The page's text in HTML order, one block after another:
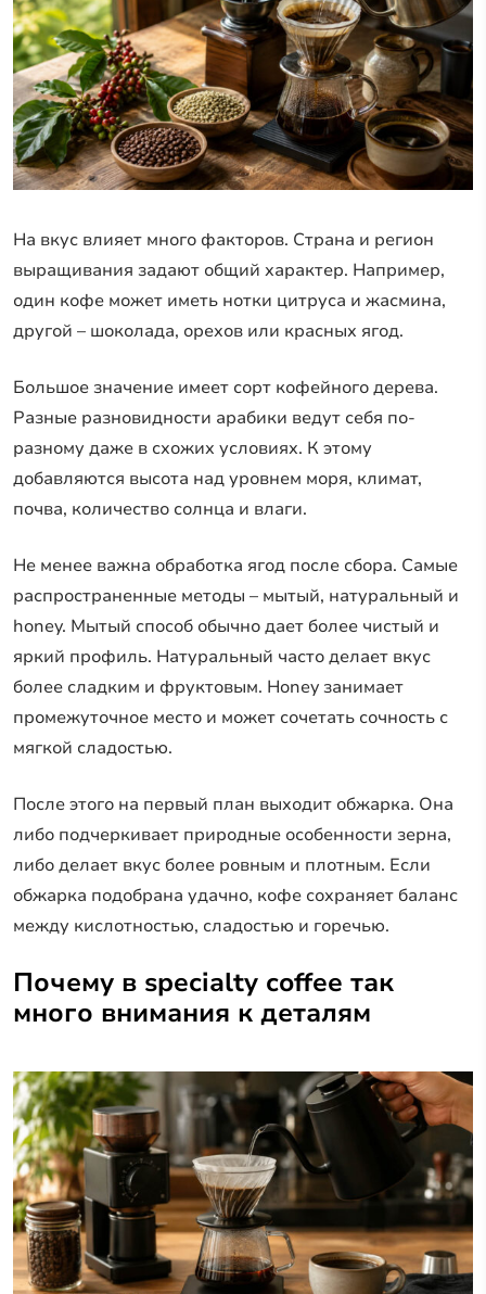
На вкус влияет много факторов. Страна и регион
выращивания задают общий характер. Например,
один кофе может иметь нотки цитруса и жасмина,
другой – шоколада, орехов или красных ягод.
Большое значение имеет сорт кофейного дерева.
Разные разновидности арабики ведут себя по-
разному даже в схожих условиях. К этому
добавляются высота над уровнем моря, климат,
почва, количество солнца и влаги.
Не менее важна обработка ягод после сбора. Самые
распространенные методы – мытый, натуральный и
honey. Мытый способ обычно дает более чистый и
яркий профиль. Натуральный часто делает вкус
более сладким и фруктовым. Honey занимает
промежуточное место и может сочетать сочность с
мягкой сладостью.
После этого на первый план выходит обжарка. Она
либо подчеркивает природные особенности зерна,
либо делает вкус более ровным и плотным. Если
обжарка подобрана удачно, кофе сохраняет баланс
между кислотностью, сладостью и горечью.
Почему в specialty coffee так
много внимания к деталям